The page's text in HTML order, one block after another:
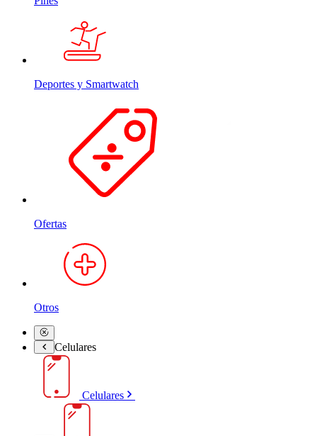
Deportes y Smartwatch
Ofertas
Otros
Celulares
Celulares